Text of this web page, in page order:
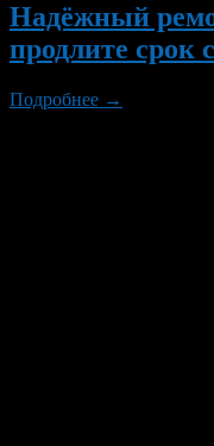
Надёжный
продлите срок
Подробнее →